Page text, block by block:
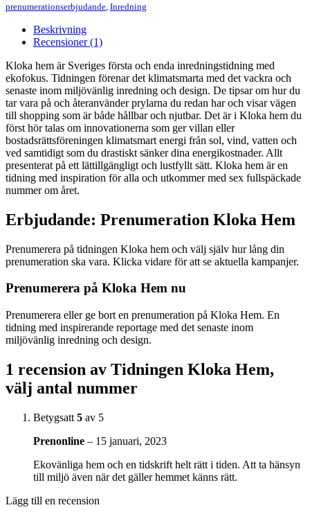
prenumerationserbjudande Inredning
Beskrivning
Recensioner (1)
Kloka hem är Sveriges första och enda inredningstidning med
ekofokus. Tidningen förenar det klimatsmarta med det vackra och
senaste inom miljövänlig inredning och design. De tipsar om hur du
tar vara på och återanvänder prylarna du redan har och visar vägen
till shopping som är både hållbar och njutbar. Det är i Kloka hem du
först hör talas om innovationerna som ger villan eller
bostadsrättsföreningen klimatsmart energi från sol, vind, vatten och
ved samtidigt som du drastiskt sänker dina energikostnader. Allt
presenterat på ett lättillgängligt och lustfyllt sätt. Kloka hem är en
tidning med inspiration för alla och utkommer med sex fullspäckade
nummer om året.
Erbjudande: Prenumeration Kloka Hem
Prenumerera på tidningen Kloka hem och välj själv hur lång din
prenumeration ska vara. Klicka vidare för att se aktuella kampanjer.
Prenumerera på Kloka Hem nu
Prenumerera eller ge bort en prenumeration på Kloka Hem. En
tidning med inspirerande reportage med det senaste inom
miljövänlig inredning och design.
1 recension av Tidningen Kloka Hem,
välj antal nummer
Betygsatt 5 av 5
Prenonline – 15 januari, 2023
Ekovänliga hem och en tidskrift helt rätt i tiden. Att ta hänsyn
till miljö även när det gäller hemmet känns rätt.
Lägg till en recension